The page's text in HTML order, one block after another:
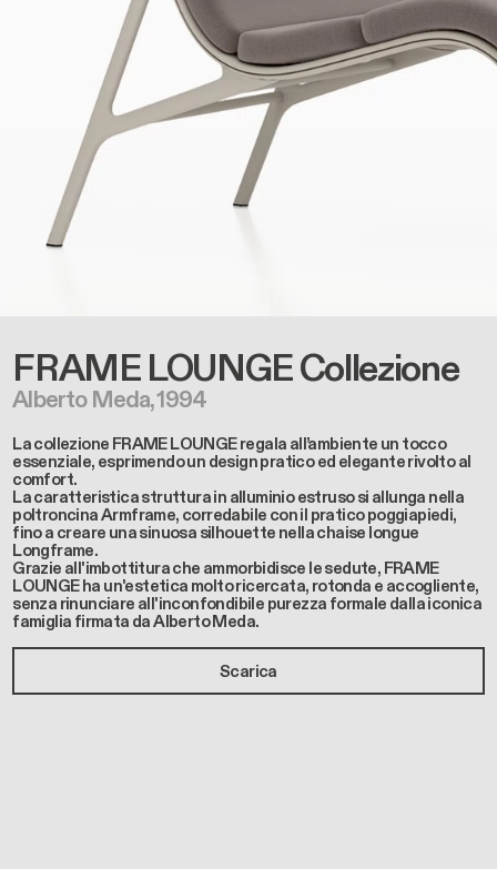
FRAME LOUNGECollezione
Alberto Meda, 1994
La collezione FRAME LOUNGE regala all’ambiente un tocco
essenziale, esprimendo un design pratico ed elegante rivolto al
comfort.
La caratteristica struttura in alluminio estruso si allunga nella
poltroncina Armframe, corredabile con il pratico poggiapiedi,
fino a creare una sinuosa silhouette nella chaise longue
Longframe.
Grazie all'imbottitura che ammorbidisce le sedute, FRAME
LOUNGE ha un'estetica molto ricercata, rotonda e accogliente,
senza rinunciare all'inconfondibile purezza formale dalla iconica
famiglia firmata da Alberto Meda.
Scarica